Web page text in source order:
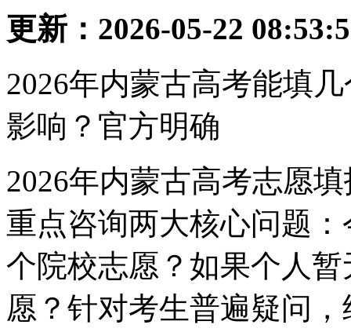
更新：2026-05-22
2026年内蒙古高考能填
影响？官方明确
2026年内蒙古高考志愿
重点咨询两大核心问题
个院校志愿？如果个人
愿？针对考生普遍疑问